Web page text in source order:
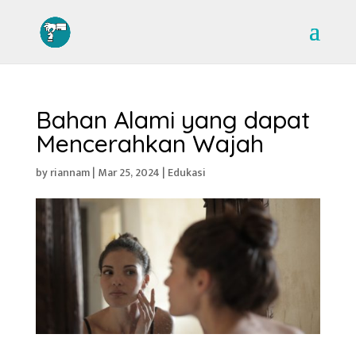
Bahan Alami yang dapat
Mencerahkan Wajah
byriannam| Mar 25, 2024 | Edukasi